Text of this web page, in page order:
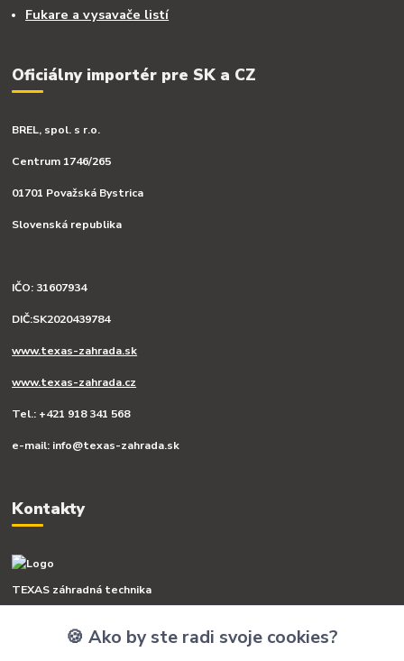
Fukare a vysavače listí
Oficiálny importér pre SK a CZ
BREL, spol. s r.o.
Centrum 1746/265
01701 Považská Bystrica
Slovenská republika
IČO: 31607934
DIČ:SK2020439784
www.texas-zahrada.sk
www.texas-zahrada.cz
Tel.: +421 918 341 568
e-mail: info@texas-zahrada.sk
Kontakty
TEXAS záhradná technika
+421 918 341 568🍪 Ako by ste radi svoje cookies?